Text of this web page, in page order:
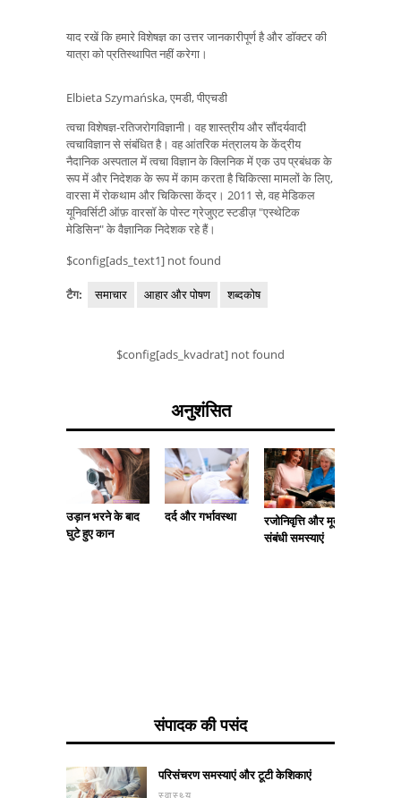
याद रखें कि हमारे विशेषज्ञ का उत्तर जानकारीपूर्ण है और डॉक्टर की
यात्रा को प्रतिस्थापित नहीं करेगा।
Elbieta Szymańska, एमडी, पीएचडी
त्वचा विशेषज्ञ-रतिजरोगविज्ञानी। वह शास्त्रीय और सौंदर्यवादी
त्वचाविज्ञान से संबंधित है। वह आंतरिक मंत्रालय के केंद्रीय
नैदानिक ​​अस्पताल में त्वचा विज्ञान के क्लिनिक में एक उप प्रबंधक के
रूप में और निदेशक के रूप में काम करता है चिकित्सा मामलों के लिए,
वारसा में रोकथाम और चिकित्सा केंद्र। 2011 से, वह मेडिकल
यूनिवर्सिटी ऑफ़ वारसॉ के पोस्ट ग्रेजुएट स्टडीज़ "एस्थेटिक
मेडिसिन" के वैज्ञानिक निदेशक रहे हैं।
$config[ads_text1] not found
टैग: समाचार आहार और पोषण शब्दकोष
$config[ads_kvadrat] not found
अनुशंसित
उड़ान भरने के बाद
घुटे हुए कान
दर्द और गर्भावस्था
रजोनिवृत्ति और मूत्र
संबंधी समस्याएं
संपादक की पसंद
परिसंचरण समस्याएं और टूटी केशिकाएं
स्वास्थ्य